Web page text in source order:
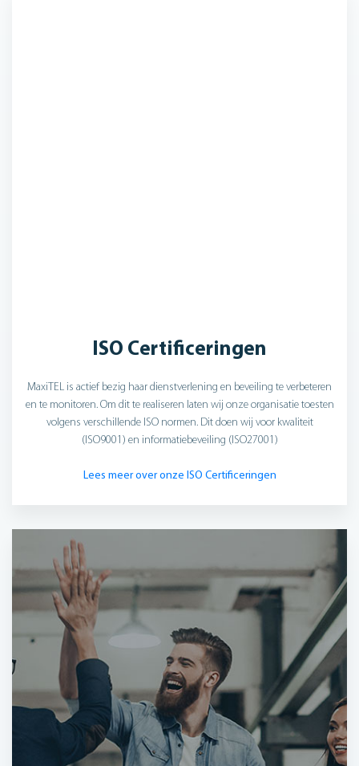
ISO Certificeringen
MaxiTEL is actief bezig haar dienstverlening en beveiling te verbeteren
en te monitoren. Om dit te realiseren laten wij onze organisatie toesten
volgens verschillende ISO normen. Dit doen wij voor kwaliteit
(ISO9001) en informatiebeveiling (ISO27001)
Lees meer over onze ISO Certificeringen